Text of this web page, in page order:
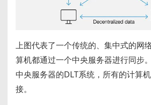
上图代表了一个传统的、集中式的网
算机都通过一个中央服务器进行同步
中央服务器的DLT系统，所有的计算
接。